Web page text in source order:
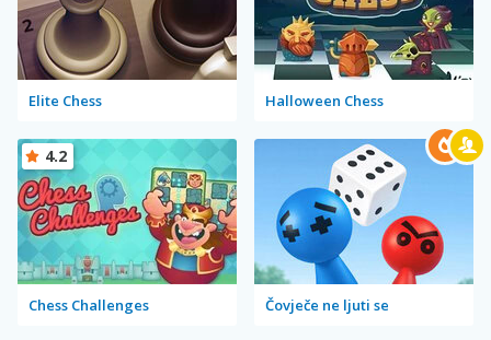
Elite Chess Halloween Chess
Chess Challenges
4.2
Čovječe ne ljuti se